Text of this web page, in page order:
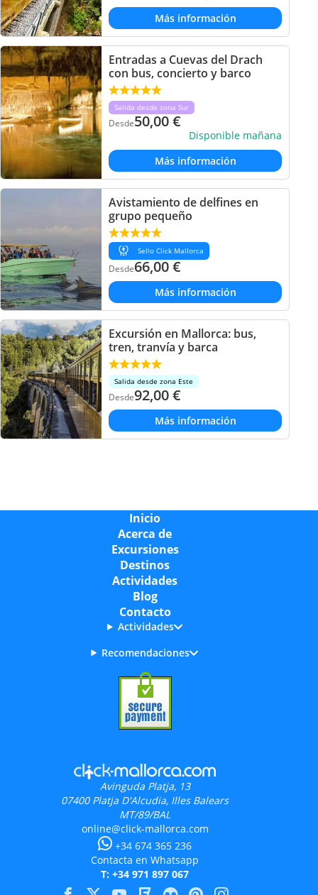
Más información
Entradas a Cuevas del Drach
con bus, concierto y barco
Salida desde zona Sur
Desde50,00€
Disponible mañana
Más información
Avistamiento de delfines en
grupo pequeño
Sello Click Mallorca
Desde66,00€
Más información
Excursión en Mallorca: bus,
tren, tranvía y barca
Salida desde zona Este
Desde92,00€
Más información
Inicio
Acerca de
Excursiones
Destinos
Actividades
Blog
Contacto
Actividades
Recomendaciones
Avinguda Platja, 13
07400 Platja D'Alcudia, Illes Balears
MT/89/BAL
online@click-mallorca.com
+34 674 365 236
Contacta en Whatsapp
T: +34 971 897 067